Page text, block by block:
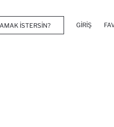
GIRIŞ